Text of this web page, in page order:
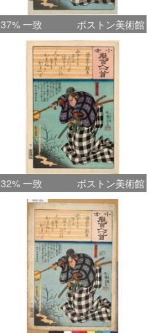
37% 一致 ボストン美術館
32% 一致 ボストン美術館